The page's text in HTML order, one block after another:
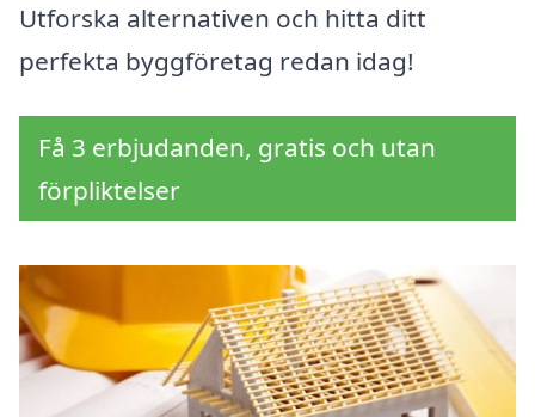
Utforska alternativen och hitta ditt
perfekta byggföretag redan idag!
Få 3 erbjudanden, gratis och utan
förpliktelser